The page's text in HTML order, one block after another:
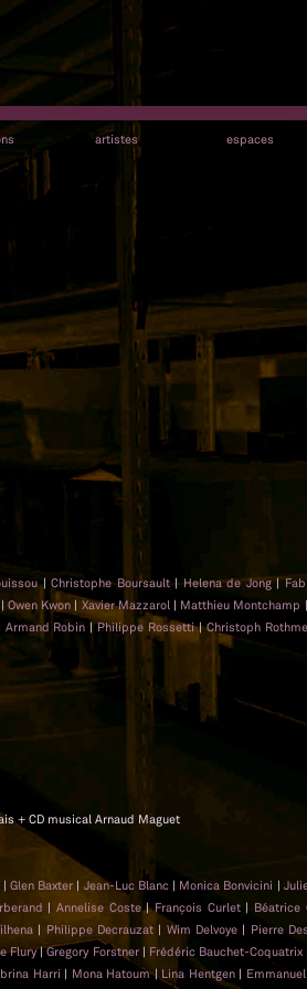
artistes espaces
|Christophe Boursault|Helena de Jong|
Owen Kwon | Xavier Mazzarol | Matthieu Montchamp |
Armand Robin |Philippe Rossetti|Christoph
+ CD musical Arnaud Maguet
|Glen Baxter | Jean-Luc Blanc| Monica Bonvicini |
|Annelise Coste|François Curlet| Béatrice
| Philippe Decrauzat | Wim Delvoye | Pierre
Flury|Gregory Forstner| Frédéric Bauchet-
Harri | Mona Hatoum| Lina Hentgen|